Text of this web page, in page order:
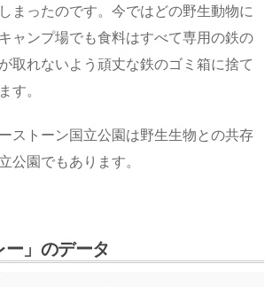
まったのです。今ではどの野生動物に
ャンプ場でも食料はすべて専用の鉄の
取れないよう頑丈な鉄のゴミ箱に捨て
す。
ストーン国立公園は野生生物との共存
公園でもあります。
ー」のデータ